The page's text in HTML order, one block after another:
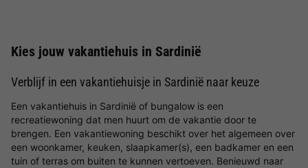
Kies jouw vakantiehuis in Sardinië
Verblijf in een vakantiehuisje in Sardinië naar keuze
Een vakantiehuis in Sardinië of bungalow is een
recreatiewoning dat men huurt om de vakantie door te
brengen. Een vakantiewoning beschikt over het algemeen over
een woonkamer, keuken, slaapkamer(s), een badkamer en een
tuin of terras om buiten te kunnen vertoeven. Benieuwd naar